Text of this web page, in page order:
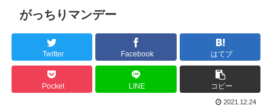
がっちりマンデー
Twitter Facebook はてブ
Pocket LINE コピー
2021.12.24